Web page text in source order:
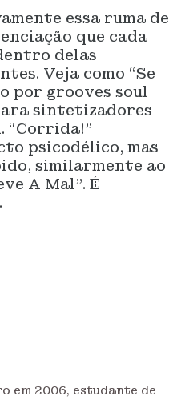
essa ruma de
que cada
delas
Veja como “Se
por grooves soul
sintetizadores
“Corrida!”
psicodélico, mas
similarmente ao
A Mal”. É
em 2006, estudante de